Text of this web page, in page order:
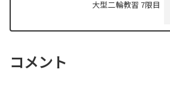
大型二輪教習 7限目
コメント